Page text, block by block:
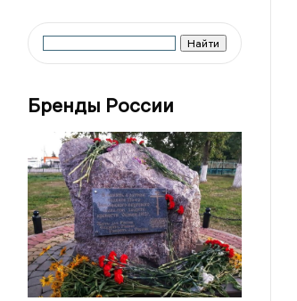
Бренды России